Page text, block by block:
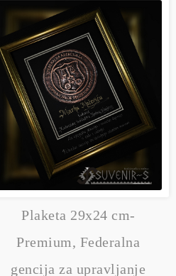
Plaketa 29x24 cm-
Premium, Federalna
gencija za upravljanje